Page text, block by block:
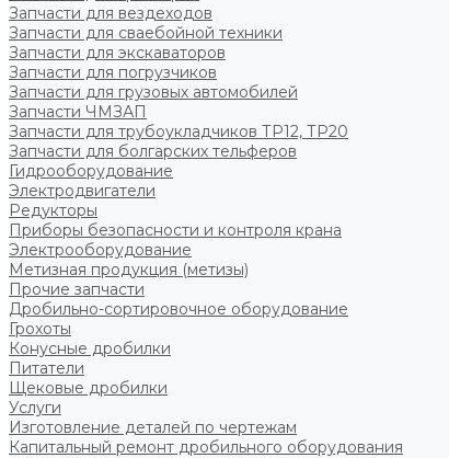
Запчасти для вездеходов
Запчасти для сваебойной техники
Запчасти для экскаваторов
Запчасти для погрузчиков
Запчасти для грузовых автомобилей
Запчасти ЧМЗАП
Запчасти для трубоукладчиков ТР12, ТР20
Запчасти для болгарских тельферов
Гидрооборудование
Электродвигатели
Редукторы
Приборы безопасности и контроля крана
Электрооборудование
Метизная продукция (метизы)
Прочие запчасти
Дробильно-сортировочное оборудование
Грохоты
Конусные дробилки
Питатели
Щековые дробилки
Услуги
Изготовление деталей по чертежам
Капитальный ремонт дробильного оборудования